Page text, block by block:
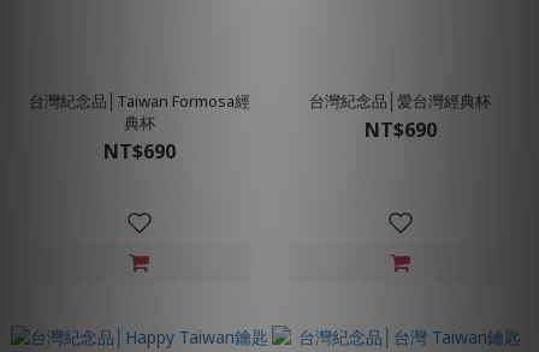
台灣紀念品│Taiwan Formosa經
典杯
NT$690
台灣紀念品│愛台灣經典杯
NT$690